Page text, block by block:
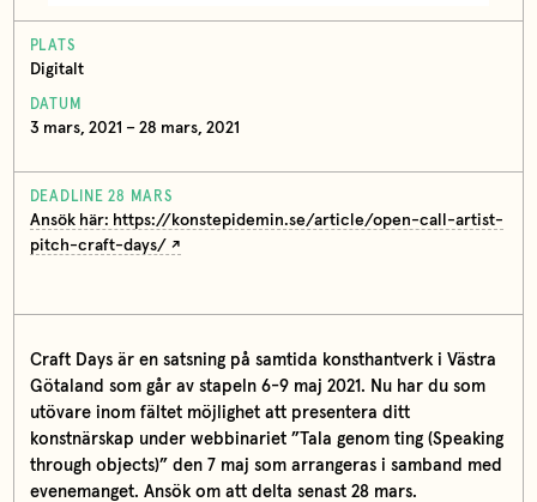
PLATS
Digitalt
DATUM
3 mars, 2021 – 28 mars, 2021
DEADLINE 28 MARS
Ansök här: https://konstepidemin.se/article/open-call-artist-
pitch-craft-days/
Craft Days är en satsning på samtida konsthantverk i Västra
Götaland som går av stapeln 6-9 maj 2021. Nu har du som
utövare inom fältet möjlighet att presentera ditt
konstnärskap under webbinariet ”Tala genom ting (Speaking
through objects)” den 7 maj som arrangeras i samband med
evenemanget. Ansök om att delta senast 28 mars.